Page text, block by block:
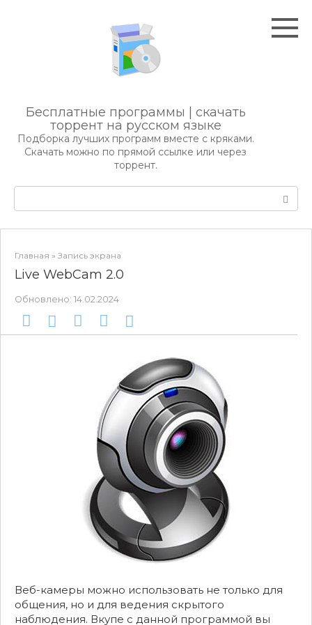
Бесплатные программы | скачать
торрент на русском языке
Подборка лучших программ вместе с кряками.
Скачать можно по прямой ссылке или через
торрент.
Главная » Запись экрана
Live WebCam 2.0
Обновлено: 14.02.2024
Веб-камеры можно использовать не только для
общения, но и для ведения скрытого
наблюдения. Вкупе с данной программой вы